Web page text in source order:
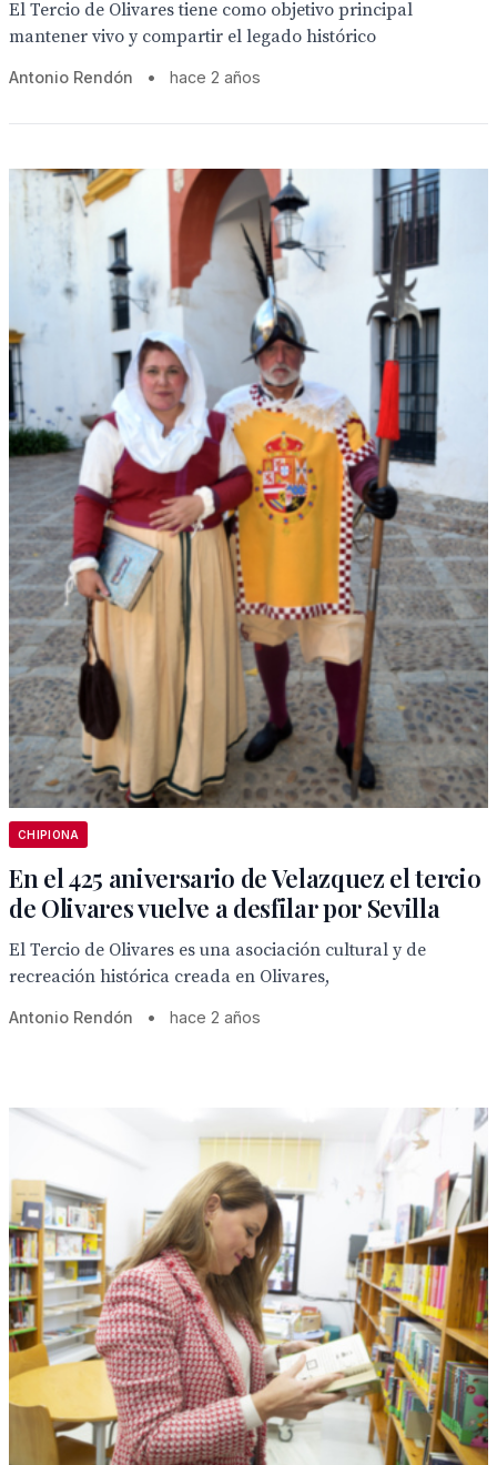
El Tercio de Olivares tiene como objetivo principal
mantener vivo y compartir el legado histórico
Antonio Rendón • hace 2 años
CHIPIONA
En el 425 aniversario de Velazquez el tercio
de Olivares vuelve a desfilar por Sevilla
El Tercio de Olivares es una asociación cultural y de
recreación histórica creada en Olivares,
Antonio Rendón • hace 2 años